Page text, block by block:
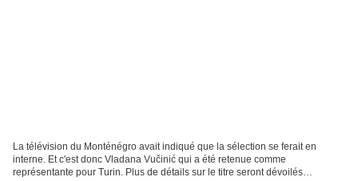
La télévision du Monténégro avait indiqué que la sélection se ferait en
interne. Et c'est donc Vladana Vučinić qui a été retenue comme
représentante pour Turin. Plus de détails sur le titre seront dévoilés